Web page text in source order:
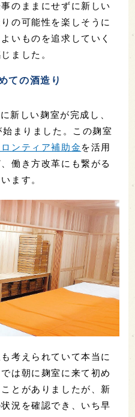
のままにせずに新しい
の可能性を楽しそうに
いものを追求していく
ました。
ての酒造り
新しい麹室が完成し、
まりました。この麹室
ロンティア補助金 を活用
働き方改革にも繋がる
ます。
考えられていて本当に
は朝に麹室に来て初め
とがありましたが、新
況を確認でき、いち早